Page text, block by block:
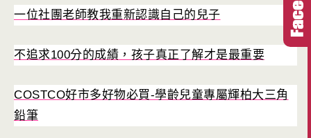
一位社團老師教我重新認識自己的兒子
不追求100分的成績，孩子真正了解才是最重要
COSTCO好市多好物必買-學齡兒童專屬輝柏大三角
鉛筆